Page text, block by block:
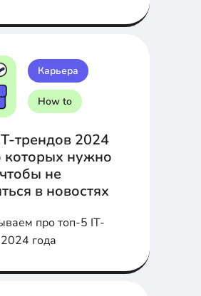
Карьера
How to
трендов 2024
которых нужно
не
в новостях
про топ-5 IT-
года